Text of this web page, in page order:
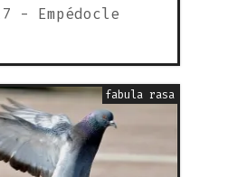
- Empédocle
fabula rasa